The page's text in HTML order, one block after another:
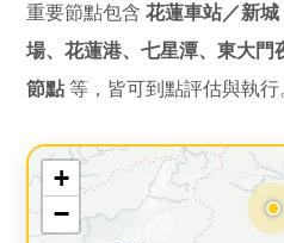
重要節點包含花蓮車站／新
場、花蓮港、七星潭、東大門
節點 等，皆可到點評估與執行
+
−